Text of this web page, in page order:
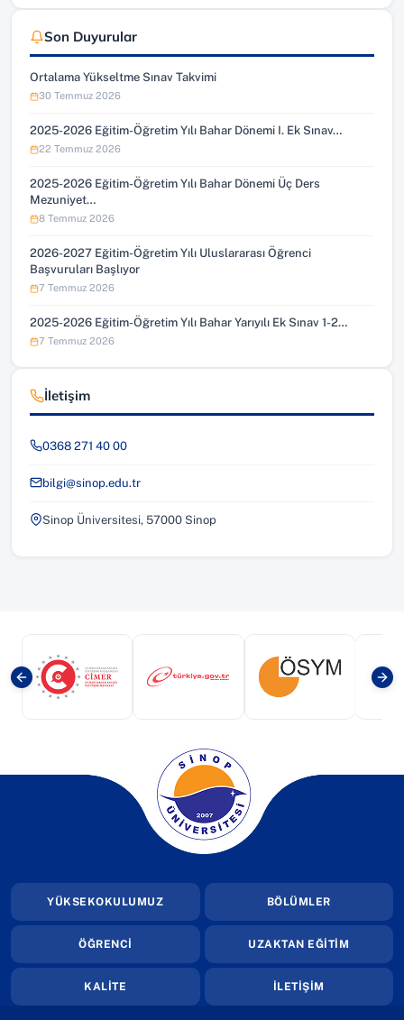
Son Duyurular
Ortalama Yükseltme Sınav Takvimi
30 Temmuz 2026
2025-2026 Eğitim-Öğretim Yılı Bahar Dönemi I. Ek Sınav…
22 Temmuz 2026
2025-2026 Eğitim-Öğretim Yılı Bahar Dönemi Üç Ders
Mezuniyet…
8 Temmuz 2026
2026-2027 Eğitim-Öğretim Yılı Uluslararası Öğrenci
Başvuruları Başlıyor
7 Temmuz 2026
2025-2026 Eğitim-Öğretim Yılı Bahar Yarıyılı Ek Sınav 1-2…
7 Temmuz 2026
İletişim
0368 271 40 00
bilgi@sinop.edu.tr
Sinop Üniversitesi, 57000 Sinop
(yeni sekmede açılır)(yeni sekmede açılır)(yeni sekmede
(yeni sekmede açılır)
YÜKSEKOKULUMUZ BÖLÜMLER
ÖĞRENCİ UZAKTAN EĞİTİM
KALİTE İLETİŞİM